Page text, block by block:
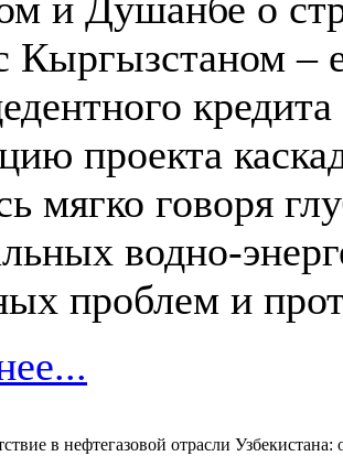
Кыргызстаном –
проекта
мягко говоря
водно-
проблем и
в нефтегазовой отрасли